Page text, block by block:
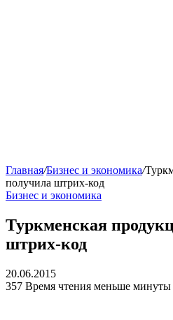
Главная/Бизнес и экономика/
получила штрих-код
Бизнес и экономика
Туркменская
штрих-код
20.06.2015
357 Время чтения меньше минуты